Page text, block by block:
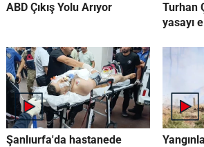
ABD Çıkış Yolu Arıyor
Turhan
yasayı
Şanlıurfa'da hastanede